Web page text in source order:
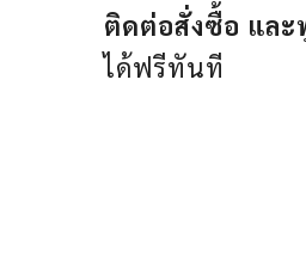
ติดต่อสั่งซื้อ แล
ได้ฟรีทันที